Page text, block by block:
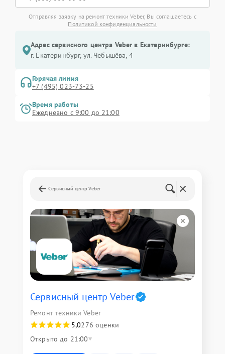
Отправляя заявку на ремонт техники Veber, Вы соглашаетесь с
Политикой конфиденциальности
Адрес сервисного центра Veber в Екатеринбурге:
г. Екатеринбург, ул. Чебышёва, 4
Горячая линия
+7 (495) 023-73-25
Время работы
Ежедневно с 9:00 до 21:00
Сервисный центр Veber
Сервисный центр Veber
Ремонт техники Veber
5,0276 оценки
Открыто до 21:00